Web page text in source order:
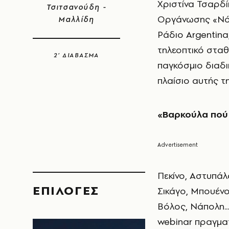
Τσιτσανούδη -
Μαλλίδη
2’ ΔΙΑΒΑΣΜΑ
EΠΙΛΟΓΈΣ
Χριστίνα
Οργάνωσης
Ράδιο
τηλεοπτικό
παγκόσμιο
πλαίσιο αυτής
«Βαρκούλα
Πεκίνο,
Σικάγο,
Βόλος,
webinar